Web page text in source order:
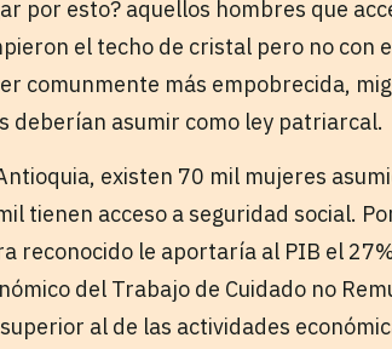
por esto? aquellos hombres que
el techo de cristal pero no con
comunmente más empobrecida,
deberían asumir como ley patriarcal.
existen 70 mil mujeres
tienen acceso a seguridad social.
reconocido le aportaría al PIB el
del Trabajo de Cuidado no
al de las actividades